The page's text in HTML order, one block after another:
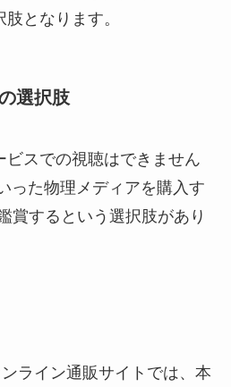
となります。
選択肢
ビスでの視聴はできません
った物理メディアを購入す
賞するという選択肢があり
ライン通販サイトでは、本